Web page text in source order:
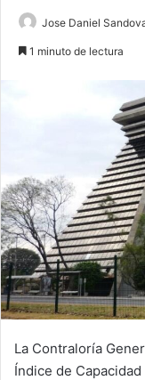
Jose Daniel
1 minuto de lectura
La Contraloría
Índice de